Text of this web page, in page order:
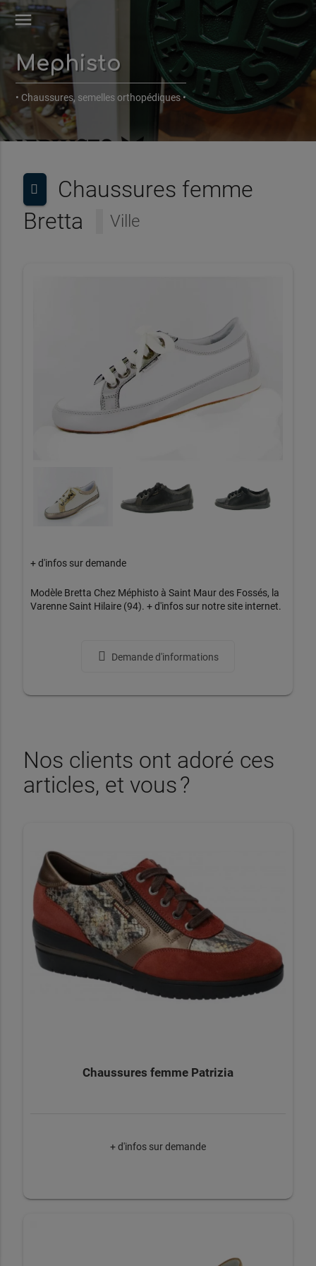
menu
Mephisto
• Chaussures, semelles orthopédiques •
Chaussures femme
Bretta
Ville
+ d'infos sur demande
Modèle Bretta Chez Méphisto à Saint Maur des Fossés, la
Varenne Saint Hilaire (94). + d'infos sur notre site internet.
Demande d'informations
Nos clients ont adoré ces
articles, et vous ?
Chaussures femme Patrizia
+ d'infos sur demande